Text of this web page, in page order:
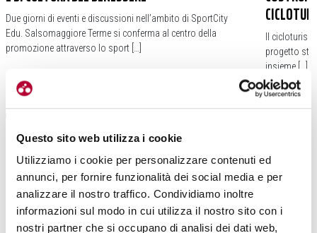
Questo sito web utilizza i cookie
Utilizziamo i cookie per personalizzare contenuti ed
annunci, per fornire funzionalità dei social media e per
analizzare il nostro traffico. Condividiamo inoltre
informazioni sul modo in cui utilizza il nostro sito con i
nostri partner che si occupano di analisi dei dati web,
Due giorni di eventi e discussioni nell’ambito di SportCity
Edu. Salsomaggiore Terme si conferma al centro della
promozione attraverso lo sport […]
#EMILIA ROMAGNA
Il
progetto
insieme […]
#VISTI